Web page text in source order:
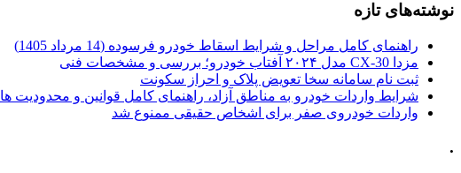
نوشته‌های تازه
راهنمای کامل مراحل و شرایط اسقاط خودرو فرسوده (14 مرداد 1405)
مزدا CX-30 مدل ۲۰۲۴ آفتاب خودرو؛ بررسی و مشخصات فنی
ثبت نام سامانه سخا تعویض پلاک و احراز سکونت
شرایط واردات خودرو به مناطق آزاد، راهنمای کامل قوانین و محدودیت ها
واردات خودروی صفر برای اشخاص حقیقی ممنوع شد
.